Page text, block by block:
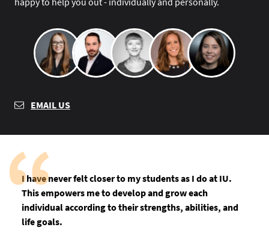
EMAIL US
I have never felt closer to my students as I do at IU.
This empowers me to develop and grow each
individual according to their strengths, abilities, and
life goals.